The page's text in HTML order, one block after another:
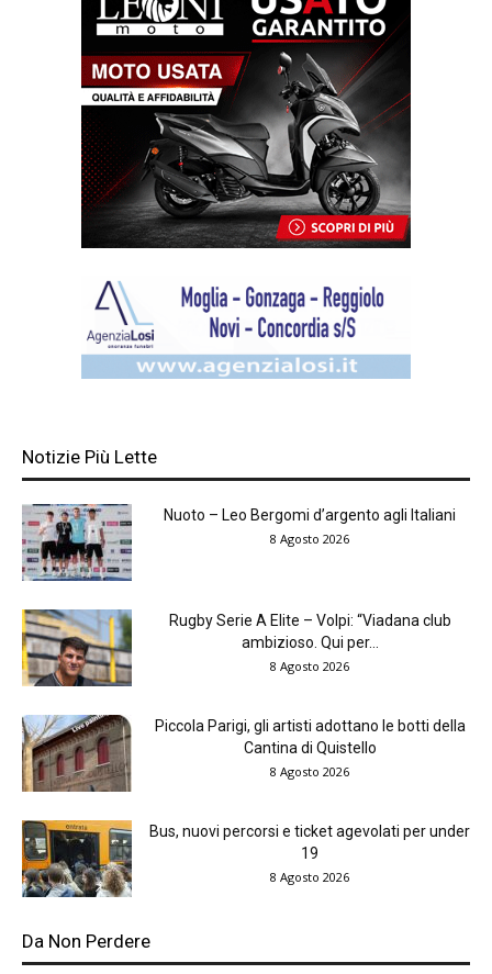
Notizie Più Lette
Nuoto – Leo Bergomi d’argento agli Italiani
8 Agosto 2026
Rugby Serie A Elite – Volpi: “Viadana club
ambizioso. Qui per...
8 Agosto 2026
Piccola Parigi, gli artisti adottano le botti della
Cantina di Quistello
8 Agosto 2026
Bus, nuovi percorsi e ticket agevolati per under
19
8 Agosto 2026
Da Non Perdere